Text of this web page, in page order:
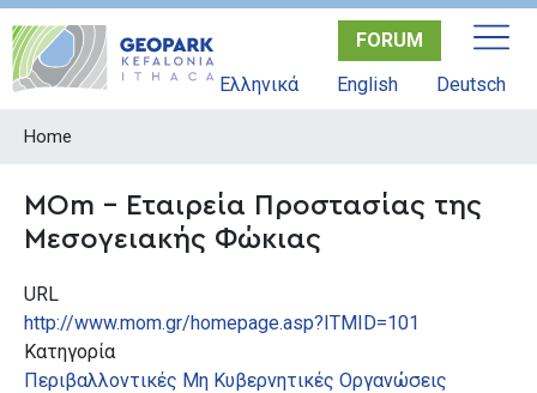
Skip
main
FORUM
Ελληνικά
English Deutsch
Home
MOm - Εταιρεία Προστασίας της
Μεσογειακής Φώκιας
URL
http://www.mom.gr/homepage.asp?ITMID=101
Κατηγορία
Περιβαλλοντικές Μη Κυβερνητικές Οργανώσεις